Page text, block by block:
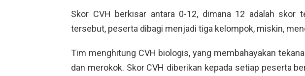
Skor CVH berkisar antara 0-12, dimana 12 adalah skor
tersebut, peserta dibagi menjadi tiga kelompok, miskin,
Tim menghitung CVH biologis, yang membahayakan
dan merokok. Skor CVH diberikan kepada setiap peserta